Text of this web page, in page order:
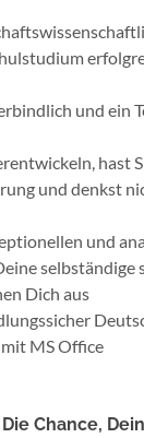
und ein
hast
und denkst
und
Dich aus
MS Office
Chance,